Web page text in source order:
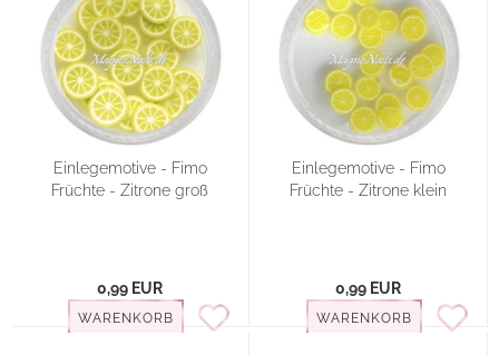
Einlegemotive - Fimo
Früchte - Zitrone groß
0,99 EUR
WARENKORB
Einlegemotive - Fimo
Früchte - Zitrone klein
0,99 EUR
WARENKORB